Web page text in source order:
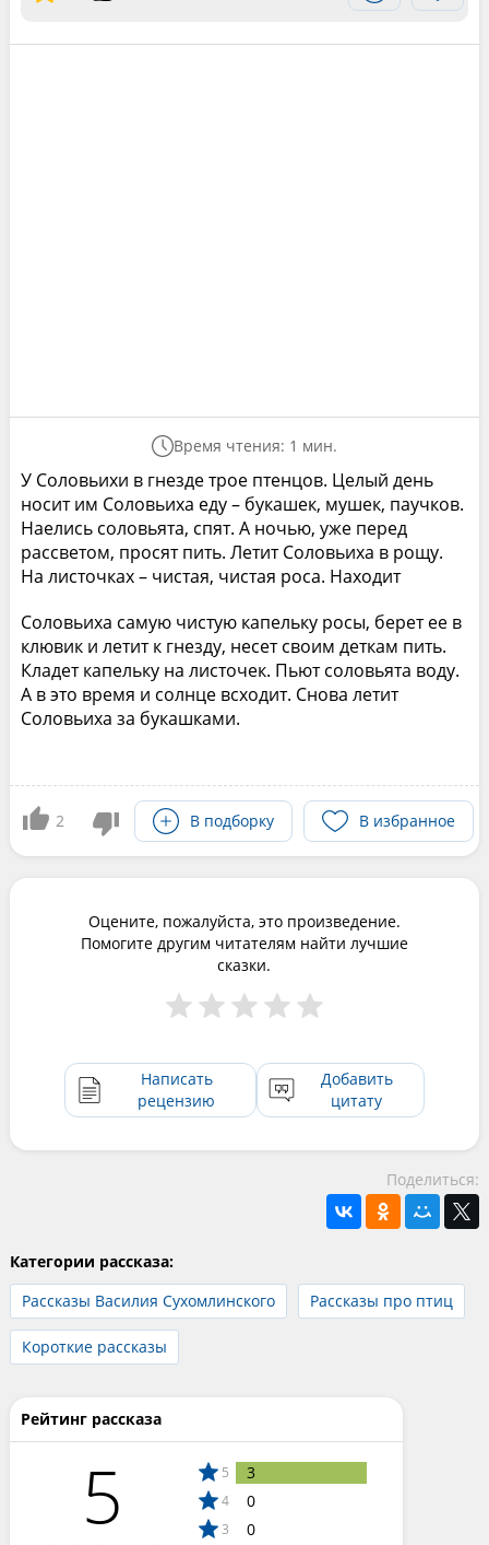
Время чтения: 1 мин.
У Соловьихи в гнезде трое птенцов. Целый день
носит им Соловьиха еду – букашек, мушек, паучков.
Наелись соловьята, спят. А ночью, уже перед
рассветом, просят пить. Летит Соловьиха в рощу.
На листочках – чистая, чистая роса. Находит
Соловьиха самую чистую капельку росы, берет ее в
клювик и летит к гнезду, несет своим деткам пить.
Кладет капельку на листочек. Пьют соловьята воду.
А в это время и солнце всходит. Снова летит
Соловьиха за букашками.
2 В подборку В избранное
Оцените, пожалуйста, это произведение.
Помогите другим читателям найти лучшие
сказки.
Написать
рецензию
Добавить
цитату
Поделиться:
Категории рассказа:
Рассказы Василия Сухомлинского
Рассказы про птиц
Короткие рассказы
Рейтинг рассказа
5 5 3
4 0
3 0